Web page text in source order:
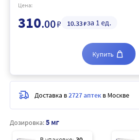
Дозировка:5 мг
Цена:
310.00₽ 10.33₽за 1 ед.
Купить
Доставка в2727 аптек в Москве